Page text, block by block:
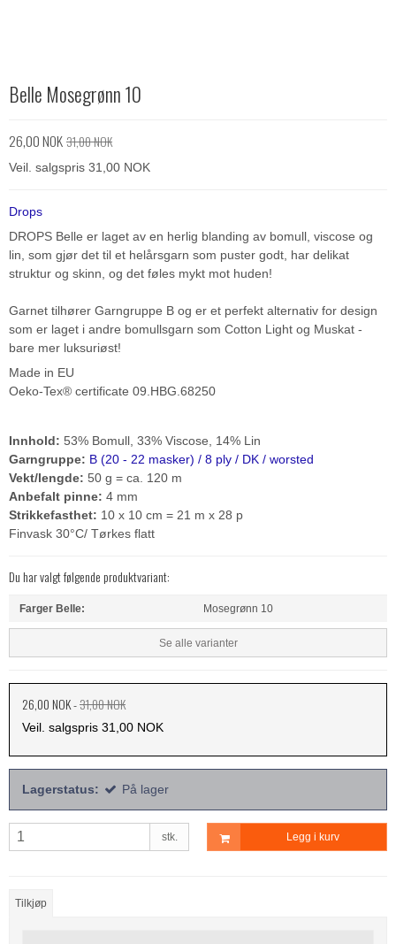
Belle Mosegrønn 10
26,00 NOK31,00 NOK
Veil. salgspris 31,00 NOK
Drops
DROPS Belle er laget av en herlig blanding av bomull, viscose og
lin, som gjør det til et helårsgarn som puster godt, har delikat
struktur og skinn, og det føles mykt mot huden!
Garnet tilhører Garngruppe B og er et perfekt alternativ for design
som er laget i andre bomullsgarn som Cotton Light og Muskat -
bare mer luksuriøst!
Made in EU
Oeko-Tex® certificate 09.HBG.68250
Innhold: 53% Bomull, 33% Viscose, 14% Lin
Garngruppe: B (20 - 22 masker) / 8 ply / DK / worsted
Vekt/lengde: 50 g = ca. 120 m
Anbefalt pinne: 4 mm
Strikkefasthet: 10 x 10 cm = 21 m x 28 p
Finvask 30°C/ Tørkes flatt
Du har valgt følgende produktvariant:
Farger Belle: Mosegrønn 10
Se alle varianter
26,00 NOK-31,00 NOK
Veil. salgspris 31,00 NOK
Lagerstatus: På lager
stk. Legg i kurv
Tilkjøp